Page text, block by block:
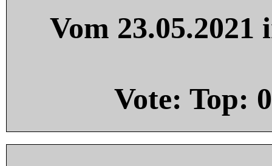
Vom
Vote: Top: 0